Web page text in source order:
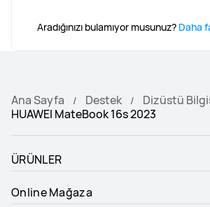
Aradığınızı bulamıyor musunuz? Daha
Ana Sayfa Destek
Dizüstü
HUAWEI MateBook 16s 2023
ÜRÜNLER
Online Mağaza